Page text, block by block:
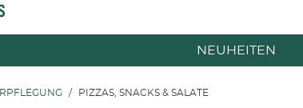
NEUHEITEN
PIZZAS, SNACKS & SALATE